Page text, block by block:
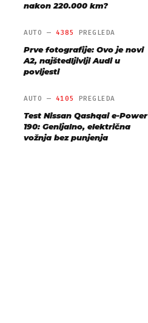
nakon 220.000 km?
AUTO — 4385 PREGLEDA
Prve fotografije: Ovo je novi
A2, najštedljiviji Audi u
povijesti
AUTO — 4105 PREGLEDA
Test Nissan Qashqai e-Power
190: Genijalno, električna
vožnja bez punjenja